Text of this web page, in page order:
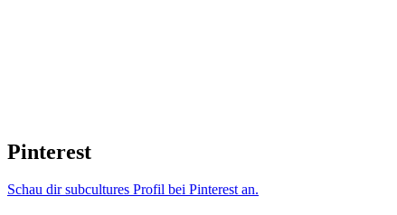
Pinterest
Schau dir subcultures Profil bei Pinterest an.